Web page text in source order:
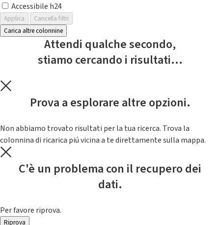
Accessibile h24
Applica
Cancella filtri
Carica altre colonnine
Attendi qualche secondo,
stiamo cercando i risultati...
Prova a esplorare altre opzioni.
Non abbiamo trovato risultati per la tua ricerca. Trova la
colonnina di ricarica piú vicina a te direttamente sulla mappa.
C'è un problema con il recupero dei
dati.
Per favore riprova.
Riprova